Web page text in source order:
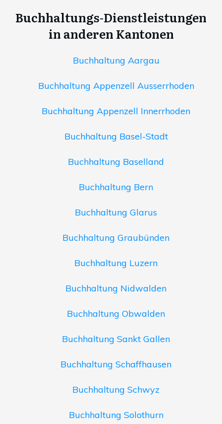
Buchhaltungs-Dienstleistungen
in anderen Kantonen
Buchhaltung Aargau
Buchhaltung Appenzell Ausserrhoden
Buchhaltung Appenzell Innerrhoden
Buchhaltung Basel-Stadt
Buchhaltung Baselland
Buchhaltung Bern
Buchhaltung Glarus
Buchhaltung Graubünden
Buchhaltung Luzern
Buchhaltung Nidwalden
Buchhaltung Obwalden
Buchhaltung Sankt Gallen
Buchhaltung Schaffhausen
Buchhaltung Schwyz
Buchhaltung Solothurn